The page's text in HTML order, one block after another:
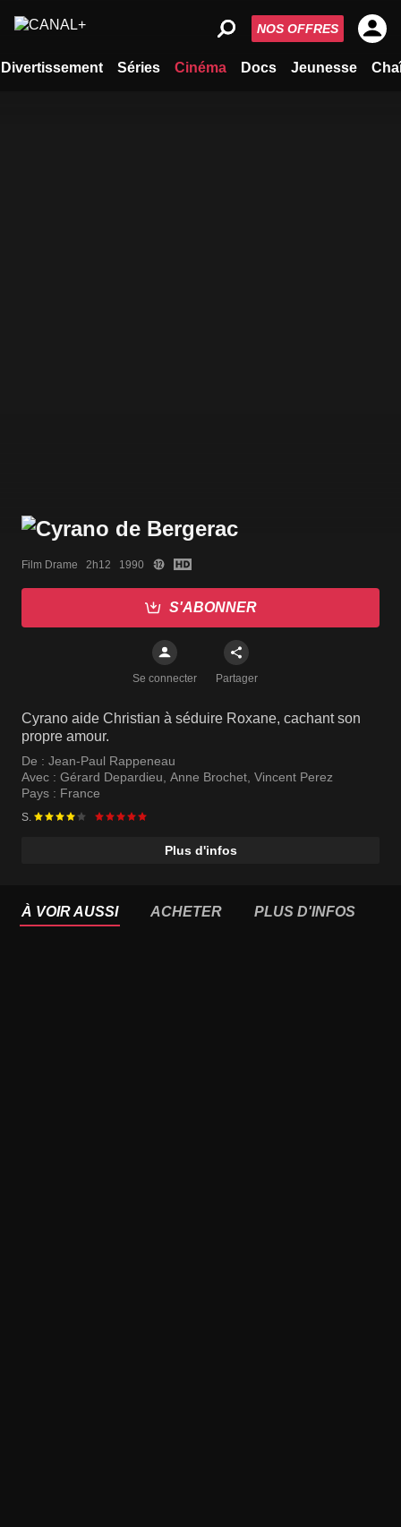
Divertissement Séries Cinéma Docs Jeunesse
NOS OFFRES
Film Drame   2h12   1990
S'ABONNER
Se connecter Partager
Cyrano aide Christian à séduire Roxane, cachant son
propre amour.
De : Jean-Paul Rappeneau
Avec : Gérard Depardieu, Anne Brochet, Vincent Perez
Pays : France
S.
Plus d'infos
À VOIR AUSSI ACHETER PLUS D'INFOS